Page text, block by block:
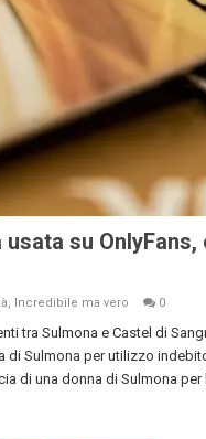
su OnlyFans,
, Incredibile ma vero 0
tra Sulmona e Castel di
di Sulmona per utilizzo
di una donna di Sulmona per